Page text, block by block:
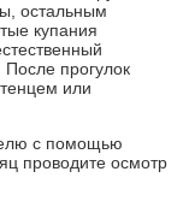
остальным
купания
прогулок
или
с помощью
проводите осмотр